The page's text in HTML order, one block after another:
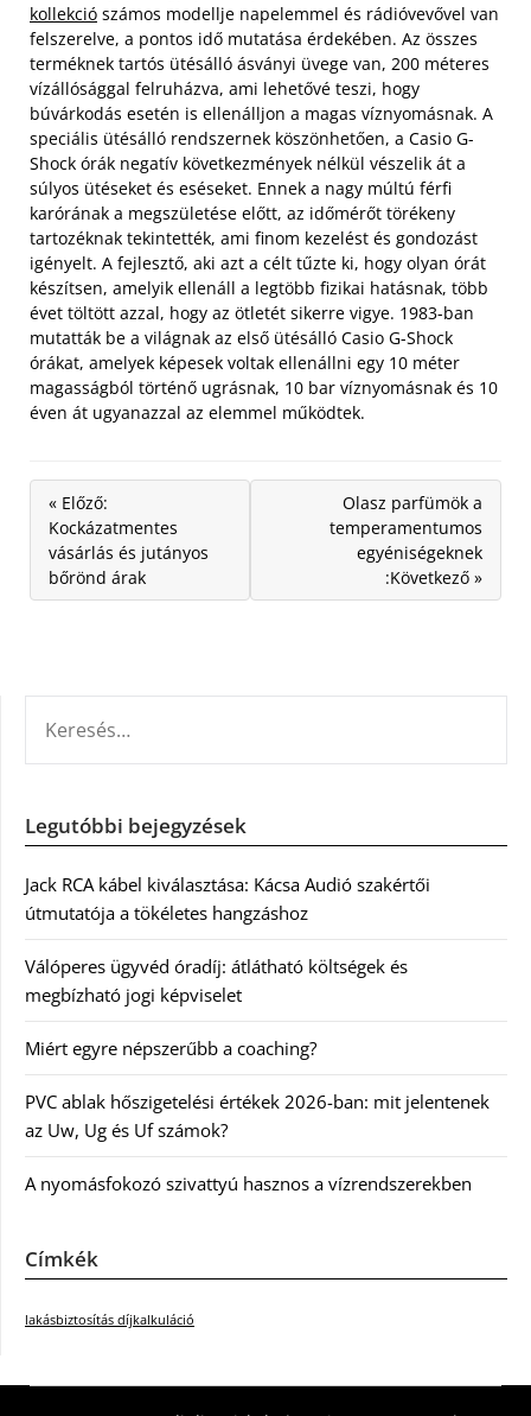
kollekció számos modellje napelemmel és rádióvevővel van
felszerelve, a pontos idő mutatása érdekében. Az összes
terméknek tartós ütésálló ásványi üvege van, 200 méteres
vízállósággal felruházva, ami lehetővé teszi, hogy
búvárkodás esetén is ellenálljon a magas víznyomásnak. A
speciális ütésálló rendszernek köszönhetően, a Casio G-
Shock órák negatív következmények nélkül vészelik át a
súlyos ütéseket és eséseket. Ennek a nagy múltú férfi
karórának a megszületése előtt, az időmérőt törékeny
tartozéknak tekintették, ami finom kezelést és gondozást
igényelt. A fejlesztő, aki azt a célt tűzte ki, hogy olyan órát
készítsen, amelyik ellenáll a legtöbb fizikai hatásnak, több
évet töltött azzal, hogy az ötletét sikerre vigye. 1983-ban
mutatták be a világnak az első ütésálló Casio G-Shock
órákat, amelyek képesek voltak ellenállni egy 10 méter
magasságból történő ugrásnak, 10 bar víznyomásnak és 10
éven át ugyanazzal az elemmel működtek.
« Előző:
Kockázatmentes
vásárlás és jutányos
bőrönd árak
Olasz parfümök a
temperamentumos
egyéniségeknek
:Következő »
Legutóbbi bejegyzések
Jack RCA kábel kiválasztása: Kácsa Audió szakértői
útmutatója a tökéletes hangzáshoz
Válóperes ügyvéd óradíj: átlátható költségek és
megbízható jogi képviselet
Miért egyre népszerűbb a coaching?
PVC ablak hőszigetelési értékek 2026-ban: mit jelentenek
az Uw, Ug és Uf számok?
A nyomásfokozó szivattyú hasznos a vízrendszerekben
Címkék
lakásbiztosítás díjkalkuláció